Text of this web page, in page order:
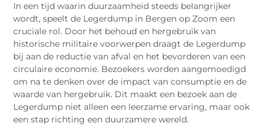
In een tijd waarin duurzaamheid steeds belangrijker
wordt, speelt de Legerdump in Bergen op Zoom een
cruciale rol. Door het behoud en hergebruik van
historische militaire voorwerpen draagt de Legerdump
bij aan de reductie van afval en het bevorderen van een
circulaire economie. Bezoekers worden aangemoedigd
om na te denken over de impact van consumptie en de
waarde van hergebruik. Dit maakt een bezoek aan de
Legerdump niet alleen een leerzame ervaring, maar ook
een stap richting een duurzamere wereld.